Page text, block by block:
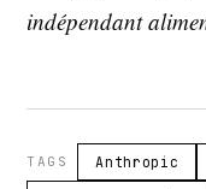
indépendant
TAGS Anthropic